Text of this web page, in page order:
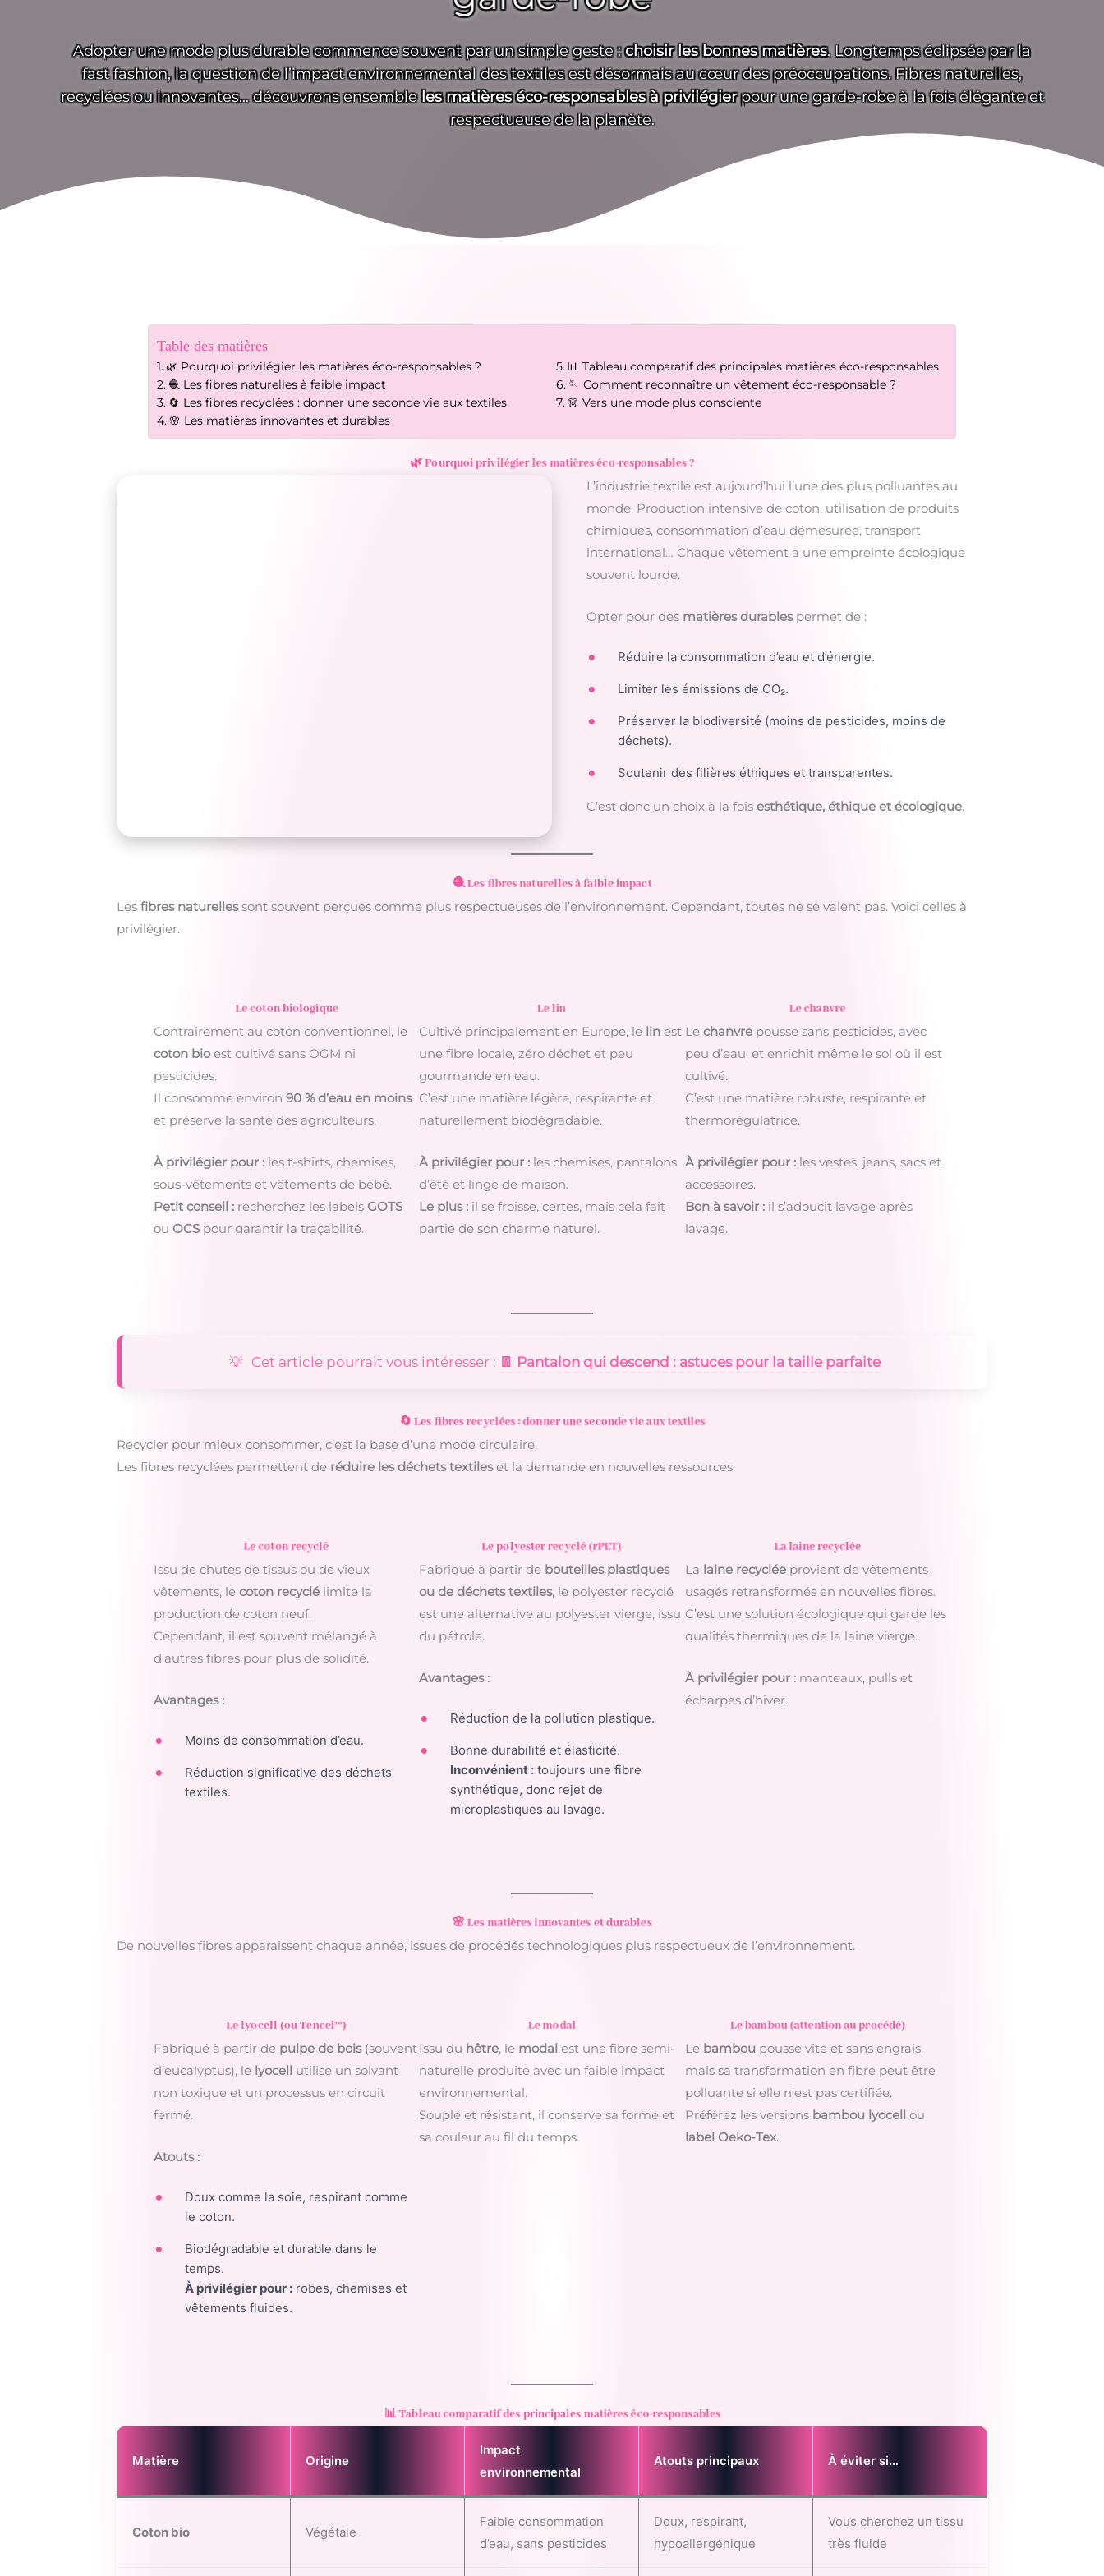
Adopter une mode plus durable commence souvent par un simple geste :choisir les bonnes matières. Longtemps éclipsée par la
fast fashion, la question de l’impact environnemental des textiles est désormais au cœur des préoccupations. Fibres naturelles,
recyclées ou innovantes… découvrons ensemble les matières éco-responsables à privilégierpour une garde-robe à la fois élégante et
respectueuse de la planète.
Table des matières
🌿 Pourquoi privilégier les matières éco-responsables ?
🧶 Les fibres naturelles à faible impact
🔄 Les fibres recyclées : donner une seconde vie aux textiles
🌸 Les matières innovantes et durables
📊 Tableau comparatif des principales matières éco-responsables
🪡 Comment reconnaître un vêtement éco-responsable ?
👗 Vers une mode plus consciente
🌿 Pourquoi privilégier les matières éco-responsables ?
L’industrie textile est aujourd’hui l’une des plus polluantes au
monde. Production intensive de coton, utilisation de produits
chimiques, consommation d’eau démesurée, transport
international… Chaque vêtement a une empreinte écologique
souvent lourde.
Opter pour des matières durablespermet de :
Réduire la consommation d’eau et d’énergie.
Limiter les émissions de CO₂.
Préserver la biodiversité (moins de pesticides, moins de
déchets).
Soutenir des filières éthiques et transparentes.
C’est donc un choix à la foisesthétique, éthique et écologique.
🧶 Les fibres naturelles à faible impact
Les fibres naturellessont souvent perçues comme plus respectueuses de l’environnement. Cependant, toutes ne se valent pas. Voici celles à
privilégier.
Le coton biologique
Contrairement au coton conventionnel, le
coton bioest cultivé sans OGM ni
pesticides.
Il consomme environ 90 % d’eau en moins
et préserve la santé des agriculteurs.
À privilégier pour : les t-shirts, chemises,
sous-vêtements et vêtements de bébé.
Petit conseil : recherchez les labels GOTS
ou OCS pour garantir la traçabilité.
Le lin
Cultivé principalement en Europe, le lin est
une fibre locale, zéro déchet et peu
gourmande en eau.
C’est une matière légère, respirante et
naturellement biodégradable.
À privilégier pour : les chemises, pantalons
d’été et linge de maison.
Le plus : il se froisse, certes, mais cela fait
partie de son charme naturel.
Le chanvre
Le chanvrepousse sans pesticides, avec
peu d’eau, et enrichit même le sol où il est
cultivé.
C’est une matière robuste, respirante et
thermorégulatrice.
À privilégier pour :les vestes, jeans, sacs et
accessoires.
Bon à savoir :il s’adoucit lavage après
lavage.
Cet article pourrait vous intéresser : 👖 Pantalon qui descend : astuces pour la taille parfaite
🔄 Les fibres recyclées : donner une seconde vie aux textiles
Recycler pour mieux consommer, c’est la base d’une mode circulaire.
Les fibres recyclées permettent de réduire les déchets textileset la demande en nouvelles ressources.
Le coton recyclé
Issu de chutes de tissus ou de vieux
vêtements, le coton recyclé limite la
production de coton neuf.
Cependant, il est souvent mélangé à
d’autres fibres pour plus de solidité.
Avantages :
Moins de consommation d’eau.
Réduction significative des déchets
textiles.
Le polyester recyclé (rPET)
Fabriqué à partir de bouteilles plastiques
ou de déchets textiles, le polyester recyclé
est une alternative au polyester vierge, issu
du pétrole.
Avantages :
Réduction de la pollution plastique.
Bonne durabilité et élasticité.
Inconvénient :toujours une fibre
synthétique, donc rejet de
microplastiques au lavage.
La laine recyclée
La laine recycléeprovient de vêtements
usagés retransformés en nouvelles fibres.
C’est une solution écologique qui garde les
qualités thermiques de la laine vierge.
À privilégier pour :manteaux, pulls et
écharpes d’hiver.
🌸 Les matières innovantes et durables
De nouvelles fibres apparaissent chaque année, issues de procédés technologiques plus respectueux de l’environnement.
Le lyocell (ou Tencel™)
Fabriqué à partir de pulpe de bois(souvent
d’eucalyptus), le lyocell utilise un solvant
non toxique et un processus en circuit
fermé.
Atouts :
Doux comme la soie, respirant comme
le coton.
Biodégradable et durable dans le
temps.
À privilégier pour :robes, chemises et
vêtements fluides.
Le modal
Issu du hêtre, le modal est une fibre semi-
naturelle produite avec un faible impact
environnemental.
Souple et résistant, il conserve sa forme et
sa couleur au fil du temps.
Le bambou (attention au procédé)
Le bamboupousse vite et sans engrais,
mais sa transformation en fibre peut être
polluante si elle n’est pas certifiée.
Préférez les versions bambou lyocell ou
label Oeko-Tex.
📊 Tableau comparatif des principales matières éco-responsables
Matière Origine
Impact
environnemental
Atouts principaux À éviter si…
Coton bio Végétale
Faible consommation
d’eau, sans pesticides
Doux, respirant,
hypoallergénique
Vous cherchez un tissu
très fluide